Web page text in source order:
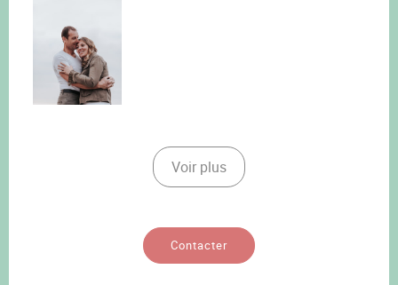
Voir plus
Contacter